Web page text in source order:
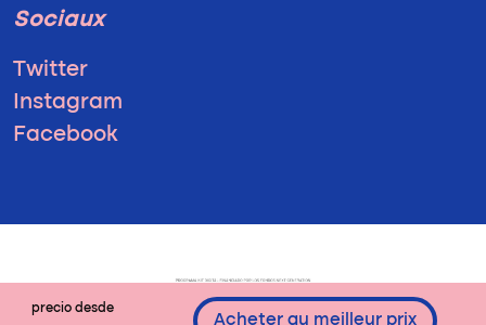
precio desde
Acheter au meilleur prix
Sociaux
Twitter
Instagram
Facebook